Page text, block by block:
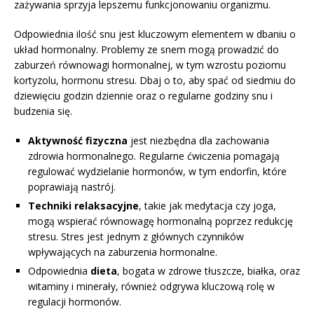
zażywania sprzyja lepszemu funkcjonowaniu organizmu.
Odpowiednia ilość snu jest kluczowym elementem w dbaniu o
układ hormonalny. Problemy ze snem mogą prowadzić do
zaburzeń równowagi hormonalnej, w tym wzrostu poziomu
kortyzolu, hormonu stresu. Dbaj o to, aby spać od siedmiu do
dziewięciu godzin dziennie oraz o regularne godziny snu i
budzenia się.
Aktywność fizyczna jest niezbędna dla zachowania
zdrowia hormonalnego. Regularne ćwiczenia pomagają
regulować wydzielanie hormonów, w tym endorfin, które
poprawiają nastrój.
Techniki relaksacyjne, takie jak medytacja czy joga,
mogą wspierać równowagę hormonalną poprzez redukcję
stresu. Stres jest jednym z głównych czynników
wpływających na zaburzenia hormonalne.
Odpowiednia dieta, bogata w zdrowe tłuszcze, białka, oraz
witaminy i minerały, również odgrywa kluczową rolę w
regulacji hormonów.